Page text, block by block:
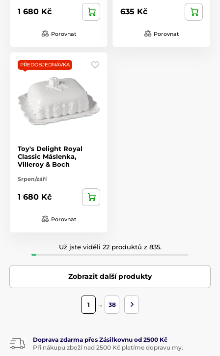
1 680 Kč
Porovnat
635 Kč
Porovnat
PŘEDOBJEDNÁVKA
Toy's Delight Royal
Classic Máslenka,
Villeroy & Boch
Srpen/září
1 680 Kč
Porovnat
Už jste viděli 22 produktů z 835.
Zobrazit další produkty
1 … 38
Doprava zdarma přes Zásilkovnu od 2500 Kč
Při nákupu zboží nad 2500 Kč platíme dopravu my.